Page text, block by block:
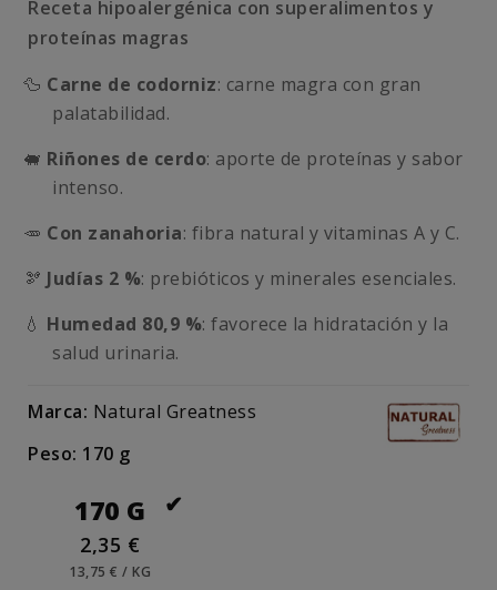
Receta hipoalergénica con superalimentos y
proteínas magras
🦆 Carne de codorniz: carne magra con gran
palatabilidad.
🐖 Riñones de cerdo: aporte de proteínas y sabor
intenso.
🥕 Con zanahoria: fibra natural y vitaminas A y C.
🫘 Judías 2 %: prebióticos y minerales esenciales.
💧 Humedad 80,9 %: favorece la hidratación y la
salud urinaria.
Marca: Natural Greatness
Peso: 170 g
170 G
2,35 €
13,75 € / KG